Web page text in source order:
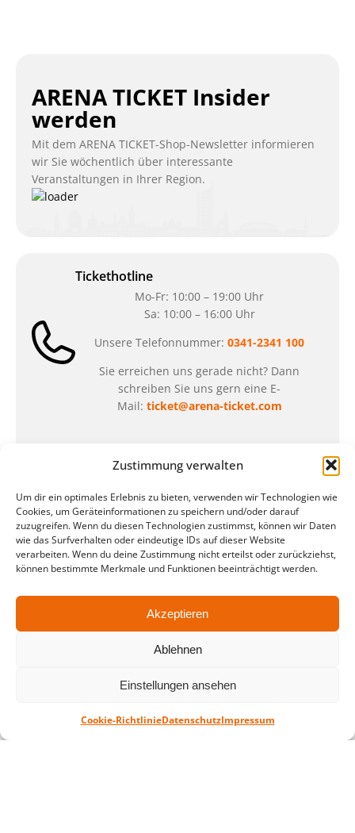
Zustimmung verwalten
Um dir ein optimales Erlebnis zu bieten, verwenden wir Technologien wie
Cookies, um Geräteinformationen zu speichern und/oder darauf
zuzugreifen. Wenn du diesen Technologien zustimmst, können wir Daten
wie das Surfverhalten oder eindeutige IDs auf dieser Website
verarbeiten. Wenn du deine Zustimmung nicht erteilst oder zurückziehst,
können bestimmte Merkmale und Funktionen beeinträchtigt werden.
Akzeptieren
Ablehnen
Einstellungen ansehen
Cookie-RichtlinieDatenschutzImpressum
ARENA TICKET Insider
werden
Mit dem ARENA TICKET-Shop-Newsletter informieren
wir Sie wöchentlich über interessante
Veranstaltungen in Ihrer Region.
Tickethotline
Mo-Fr: 10:00 – 19:00 Uhr
Sa: 10:00 – 16:00 Uhr
Unsere Telefonnummer: 0341-2341 100
Sie erreichen uns gerade nicht? Dann
schreiben Sie uns gern eine E-
Mail: ticket@arena-ticket.com
unsere Sonderöffnungszeiten im Sommer:
in der Zeit vom 06.07. – 07.08.2026
Montag – Freitag: 10-18 Uhr Samstag:
geschlossen
QUARTERBACK Immobilien ARENA
Am Sportforum 2, 04105 Leipzig
Nahverkehr: Straßenbahn Linien 3, 4, 7, 8, 15
Parken ist während des Ticketkaufs möglich.